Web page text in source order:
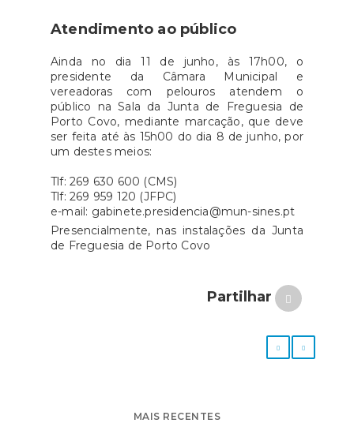
Atendimento ao público
Ainda no dia 11 de junho, às 17h00, o
presidente da Câmara Municipal e
vereadoras com pelouros atendem o
público na Sala da Junta de Freguesia de
Porto Covo, mediante marcação, que deve
ser feita até às 15h00 do dia 8 de junho, por
um destes meios:
Tlf: 269 630 600 (CMS)
Tlf: 269 959 120 (JFPC)
e-mail: gabinete.presidencia@mun-sines.pt
Presencialmente, nas instalações da Junta
de Freguesia de Porto Covo
Partilhar
MAIS RECENTES